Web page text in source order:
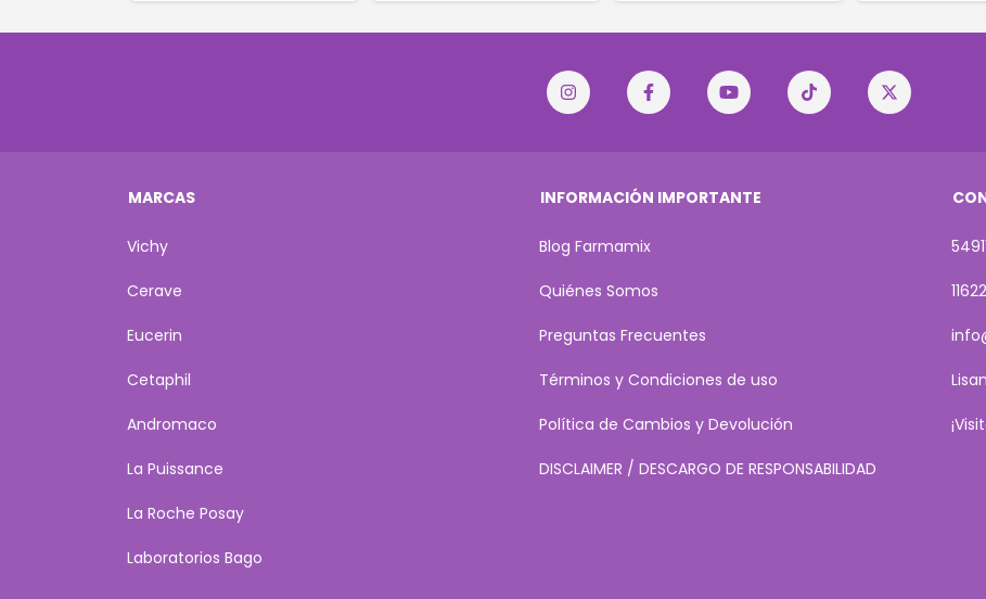
MARCAS
Vichy
Cerave
Eucerin
Cetaphil
Andromaco
La Puissance
La Roche Posay
Laboratorios Bago
INFORMACIÓN IMPORTANTE
Blog Farmamix
Quiénes Somos
Preguntas Frecuentes
Términos y Condiciones de uso
Política de Cambios y Devolución
DISCLAIMER / DESCARGO DE RESPONSABILIDAD